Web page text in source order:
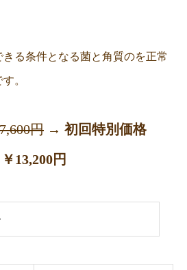
る条件となる菌と角質のを正常
。
円 → 初回特別価格
￥13,200円